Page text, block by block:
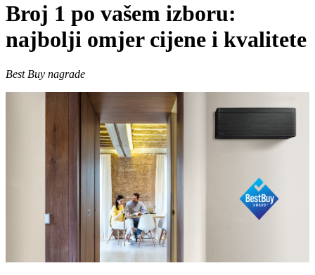
Broj 1 po vašem izboru:
najbolji omjer cijene i kvalitete
Best Buy nagrade